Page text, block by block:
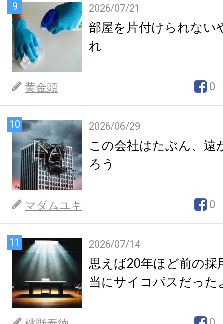
9 2026/07/21
部屋を片付けられない
れ
黄金頭 0
10 2026/06/29
この会社はたぶん、遠
ろう
マダムユキ 0
11 2026/07/14
思えば20年ほど前の採
当にサイコパスだった